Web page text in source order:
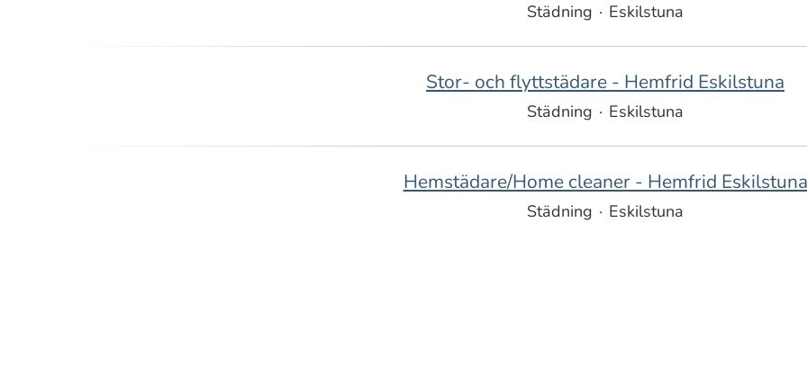
Städning · Eskilstuna
Stor- och flyttstädare - Hemfrid Eskilstuna
Städning · Eskilstuna
Hemstädare/Home cleaner - Hemfrid Eskilstuna
Städning · Eskilstuna